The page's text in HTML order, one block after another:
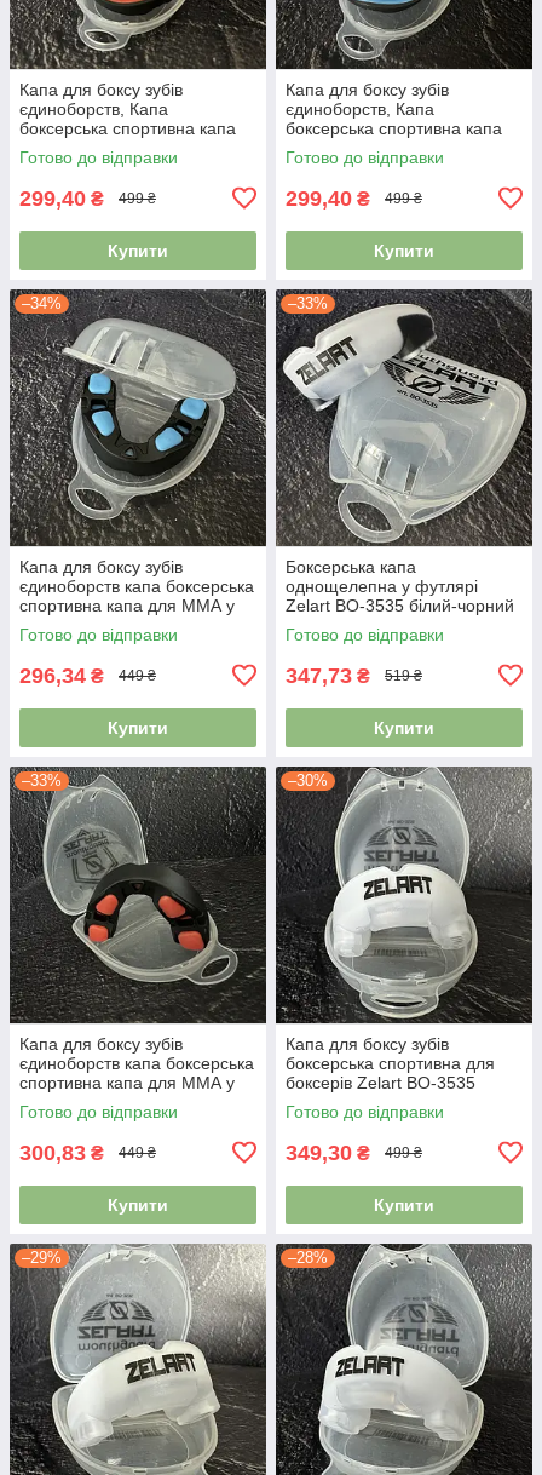
Капа для боксу зубів
єдиноборств, Капа
боксерська спортивна капа
для ММА Zelart BO-0062
чорний-помаранчевий
Готово до відправки
299,40 ₴ 499 ₴
Купити
Капа для боксу зубів
єдиноборств, Капа
боксерська спортивна капа
для ММА Zelart BO-0062
чорний-синій
Готово до відправки
299,40 ₴ 499 ₴
Купити
–34%
Капа для боксу зубів
єдиноборств капа боксерська
спортивна капа для ММА у
футлярі BO-0062 чорний-
синій
Готово до відправки
296,34 ₴ 449 ₴
Купити
–33%
Боксерська капа
однощелепна у футлярі
Zelart BO-3535 білий-чорний
Готово до відправки
347,73 ₴ 519 ₴
Купити
–33%
Капа для боксу зубів
єдиноборств капа боксерська
спортивна капа для ММА у
футлярі BO-0062 чорний-
помаранчевий
Готово до відправки
300,83 ₴ 449 ₴
Купити
–30%
Капа для боксу зубів
боксерська спортивна для
боксерів Zelart BO-3535
білий-прозорий
Готово до відправки
349,30 ₴ 499 ₴
Купити
–29% –28%